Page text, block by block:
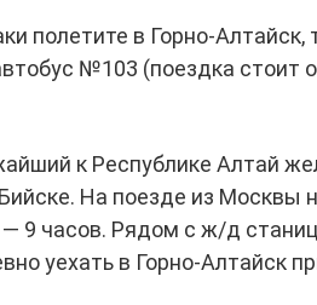
полетите в Горно-Алтайск,
№103 (поездка стоит
к Республике Алтай
На поезде из Москвы
9 часов. Рядом с ж/д
уехать в Горно-Алтайск